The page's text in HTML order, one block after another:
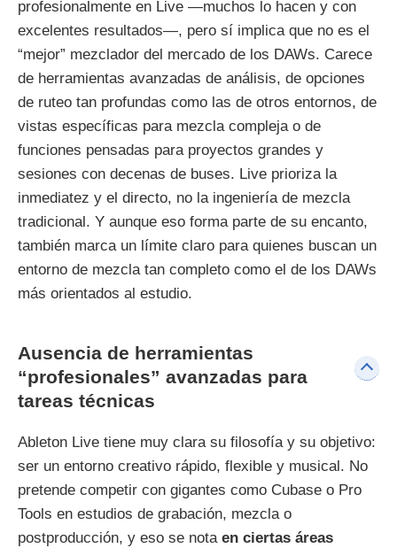
profesionalmente en Live —muchos lo hacen y con
excelentes resultados—, pero sí implica que no es el
“mejor” mezclador del mercado de los DAWs. Carece
de herramientas avanzadas de análisis, de opciones
de ruteo tan profundas como las de otros entornos, de
vistas específicas para mezcla compleja o de
funciones pensadas para proyectos grandes y
sesiones con decenas de buses. Live prioriza la
inmediatez y el directo, no la ingeniería de mezcla
tradicional. Y aunque eso forma parte de su encanto,
también marca un límite claro para quienes buscan un
entorno de mezcla tan completo como el de los DAWs
más orientados al estudio.
Ausencia de herramientas
“profesionales” avanzadas para
tareas técnicas
Ableton Live tiene muy clara su filosofía y su objetivo:
ser un entorno creativo rápido, flexible y musical. No
pretende competir con gigantes como Cubase o Pro
Tools en estudios de grabación, mezcla o
postproducción, y eso se nota en ciertas áreas